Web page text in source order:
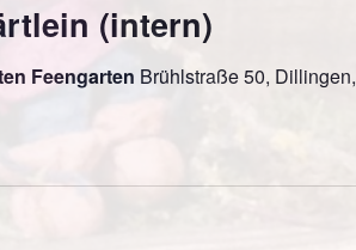
(intern)
Feengarten Brühlstraße 50, Dillingen,